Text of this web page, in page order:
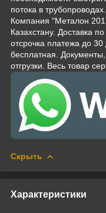
потока в трубопроводах.
Компания "Металон
Казахстану. Доставка
отсрочка платежа до
бесплатная.
отгрузки. Весь товар
Скрыть
Характеристики